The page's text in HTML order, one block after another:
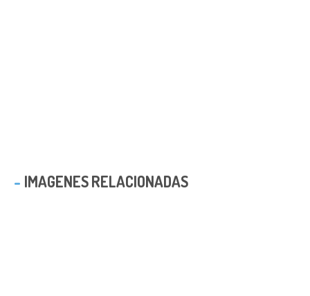
IMAGENES RELACIONADAS